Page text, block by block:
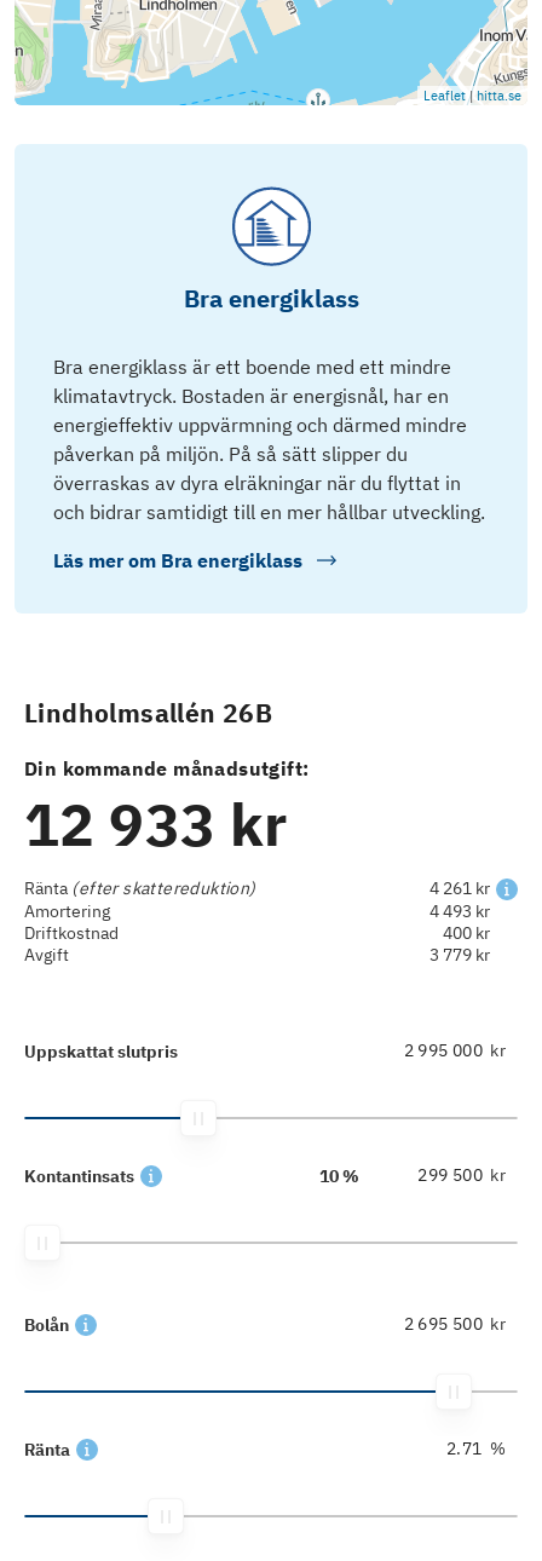
Leaflet | hitta.se
Bra energiklass
Bra energiklass är ett boende med ett mindre
klimatavtryck. Bostaden är energisnål, har en
energieffektiv uppvärmning och därmed mindre
påverkan på miljön. På så sätt slipper du
överraskas av dyra elräkningar när du flyttat in
och bidrar samtidigt till en mer hållbar utveckling.
Läs mer om Bra energiklass
Lindholmsallén 26B
Din kommande månadsutgift:
12 933 kr
Ränta (efter skattereduktion)
4 261 kr
Amortering
4 493 kr
Driftkostnad
400 kr
Avgift
3 779 kr
Uppskattat slutpris kr
Kontantinsats 10 % kr
Bolån kr
Ränta %